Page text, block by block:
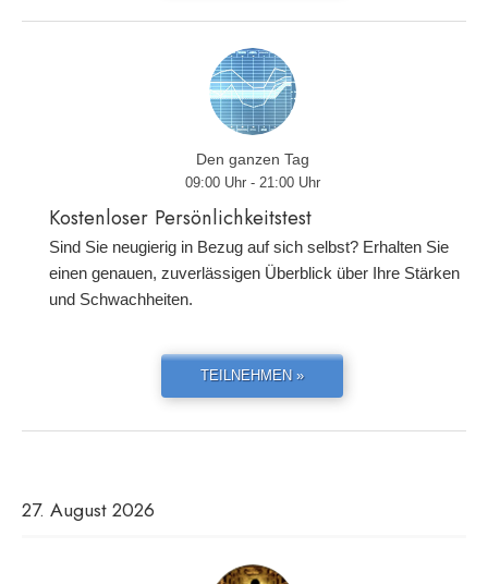
Den ganzen Tag
09:00 Uhr - 21:00 Uhr
Kostenloser Persönlichkeitstest
Sind Sie neugierig in Bezug auf sich selbst? Erhalten Sie
einen genauen, zuverlässigen Überblick über Ihre Stärken
und Schwachheiten.
TEILNEHMEN »
27. August 2026